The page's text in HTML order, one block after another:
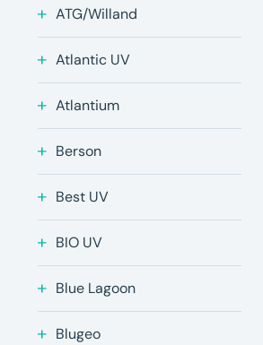
ATG/Willand
Atlantic UV
Atlantium
Berson
Best UV
BIO UV
Blue Lagoon
Blugeo